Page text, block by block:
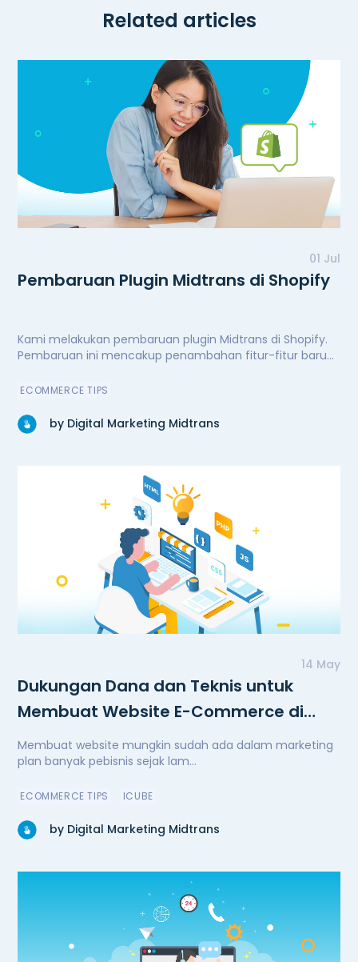
Related articles
01 Jul
Pembaruan Plugin Midtrans di Shopify
Kami melakukan pembaruan plugin Midtrans di Shopify.
Pembaruan ini mencakup penambahan fitur-fitur baru
peningkatan performa secara signifikan, serta perbaikan
ECOMMERCE TIPS
by Digital Marketing Midtrans
14 May
Dukungan Dana dan Teknis untuk
Membuat Website E-Commerce di
Masa Pandemi
Membuat website mungkin sudah ada dalam marketing
plan banyak pebisnis sejak lam...
ECOMMERCE TIPS ICUBE
by Digital Marketing Midtrans